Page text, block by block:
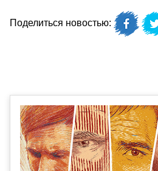
Поделиться новостью: